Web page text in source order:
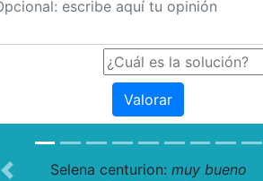
Valorar
Selena centurion: muy bueno